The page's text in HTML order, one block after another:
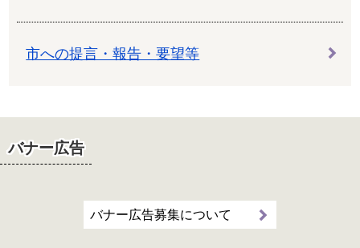
市への提言・報告・要望等
バナー広告
バナー広告募集について